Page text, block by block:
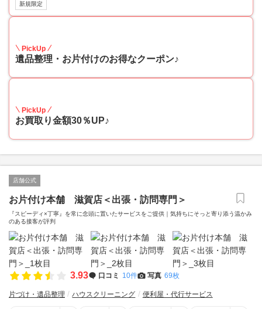
新規限定
PickUp
遺品整理・お片付けのお得なクーポン♪
PickUp
お買取り金額30％UP♪
店舗公式
お片付け本舗 滋賀店＜出張・訪問専門＞
『スピーディ×丁寧』を常に念頭に置いたサービスをご提供｜気持ちにそっと寄り添う温かみ
のある接客が評判
3.93 口コミ 10件 写真 69枚
片づけ・遺品整理 ハウスクリーニング 便利屋・代行サービス